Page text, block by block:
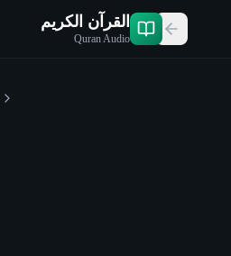
القرآن الكريم
Quran Audio